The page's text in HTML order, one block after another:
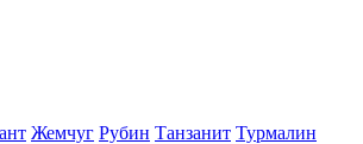
Жемчуг Рубин Танзанит Турмалин